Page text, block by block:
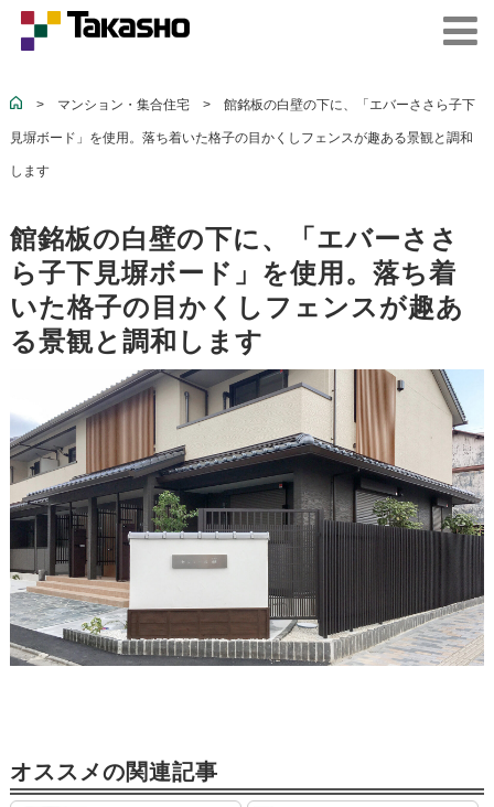
> マンション・集合住宅> 館銘板の白壁の下に、「エバーささら子下
見塀ボード」を使用。落ち着いた格子の目かくしフェンスが趣ある景観と調和
します
館銘板の白壁の下に、「エバーささ
ら子下見塀ボード」を使用。落ち着
いた格子の目かくしフェンスが趣あ
る景観と調和します
オススメの関連記事